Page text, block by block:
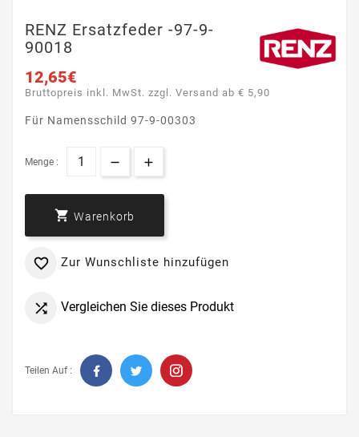
RENZ Ersatzfeder -97-9-
90018
12,65€
Bruttopreis inkl. MwSt. zzgl. Versand ab € 5,90
Für Namensschild 97-9-00303
Menge :
 Warenkorb
 Zur Wunschliste hinzufügen
 Vergleichen Sie dieses Produkt
Teilen Auf :